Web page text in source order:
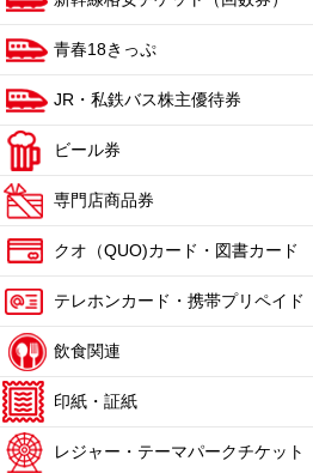
青春18きっぷ
JR・私鉄バス株主優待券
ビール券
専門店商品券
クオ（QUO)カード・図書カード
テレホンカード・携帯プリペイド
飲食関連
印紙・証紙
レジャー・テーマパークチケット